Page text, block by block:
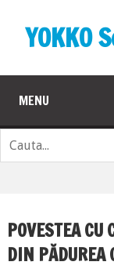
YOKKO
MENU
POVESTEA CU
DIN PĂDUREA